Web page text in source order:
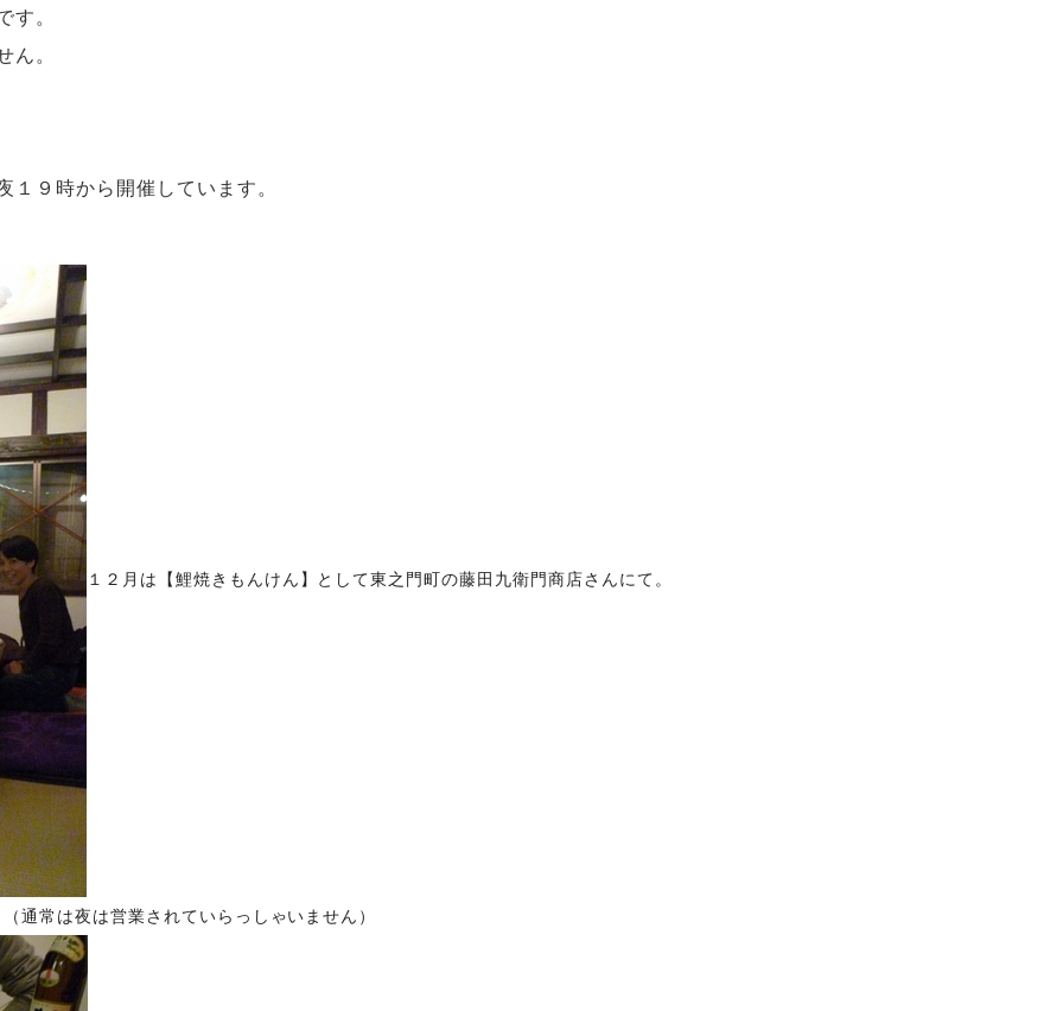
す。
ん。
１９時から開催してい ます。
１２月は【鯉焼きもんけん】 として東之門町の藤田九衛門商店さんにて。
（通常は夜は営業されていらっしゃいません）